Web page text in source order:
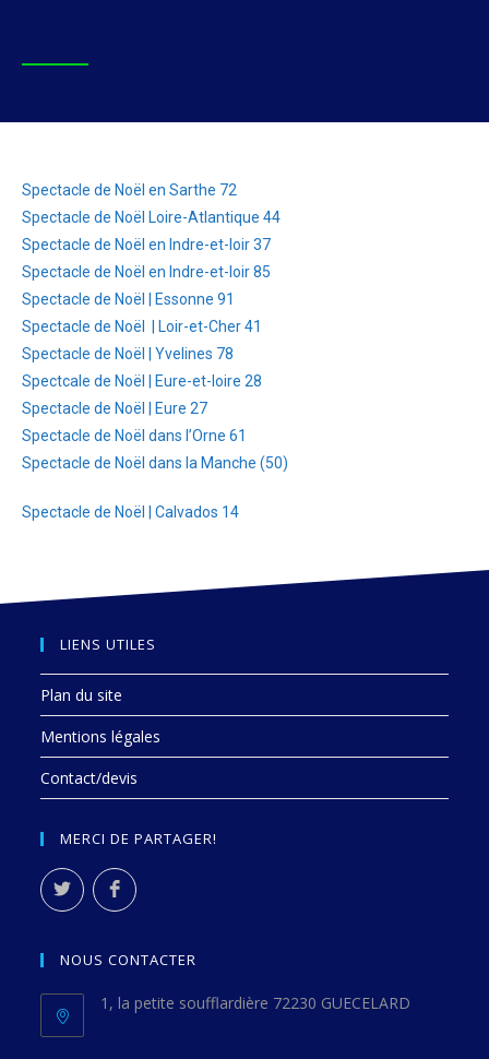
Spectacle de Noël en Sarthe 72
Spectacle de Noël Loire-Atlantique 44
Spectacle de Noël en Indre-et-loir 37
Spectacle de Noël en Indre-et-loir 85
Spectacle de Noël | Essonne 91
Spectacle de Noël | Loir-et-Cher 41
Spectacle de Noël | Yvelines 78
Spectcale de Noël | Eure-et-loire 28
Spectacle de Noël | Eure 27
Spectacle de Noël dans l’Orne 61
Spectacle de Noël dans la Manche (50)
Spectacle de Noël | Calvados 14
LIENS UTILES
Plan du site
Mentions légales
Contact/devis
MERCI DE PARTAGER!
NOUS CONTACTER
1, la petite soufflardière 72230 GUECELARD